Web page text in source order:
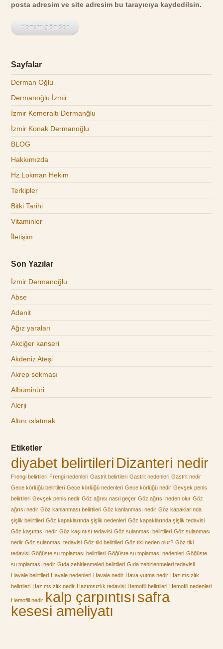
posta adresim ve site adresim bu tarayıcıya kaydedilsin.
Sayfalar
Derman Oğlu
Dermanoğlu İzmir
İzmir Kemeraltı Dermanğlu
İzmir Konak Dermanoğlu
BLOG
Hakkımızda
Hz.Lokman Hekim
Terkipler
Bitki Tarihi
Vitaminler
İletişim
Son Yazılar
İzmir Dermanoğlu
Abse
Adenit
Ağız yaraları
Akciğer kanseri
Akdeniz Ateşi
Akrep sokması
Albüminüri
Alerji
Altını ıslatmak
Etiketler
diyabet belirtileri Dizanteri nedir
Frengi belirtileri Frengi nedenleri Gastrit belirtileri Gastrit nedenleri Gastrit nedir
Gece körlüğü belirtileri Gece körlüğü nedenleri Gece körlüğü nedir Gevşek penis
belirtileri Gevşek penis nedir Göz ağrısı nasıl geçer Göz ağrısı neden olur Göz
ağrısı nedir Göz kanlanması belirtileri Göz kanlanması nedir Göz kapaklarında
şişlik belirtileri Göz kapaklarında şişlik nedenleri Göz kapaklarında şişlik tedavisi
Göz kaşıntısı nedir Göz kaşıntısı tedavisi Göz sulanması belirtileri Göz sulanması
nedir Göz sulanması tedavisi Göz tiki belirtileri Göz tiki neden olur? Göz tiki
tedavisi Göğüste su toplaması belirtileri Göğüste su toplaması nedenleri Göğüste
su toplaması nedir Gıda zehirlenmeleri belirtileri Gıda zehirlenmeleri tedavisii
Havale belirtileri Havale nedenleri Havale nedir Hava yutma nedir Hazımsızlık
belirtileri Hazımsızlık nedir Hazımsızlık tedavisi Hemofili belirtileri Hemofili nedenleri
Hemofili nedir kalp çarpıntısı safra
kesesi ameliyatı